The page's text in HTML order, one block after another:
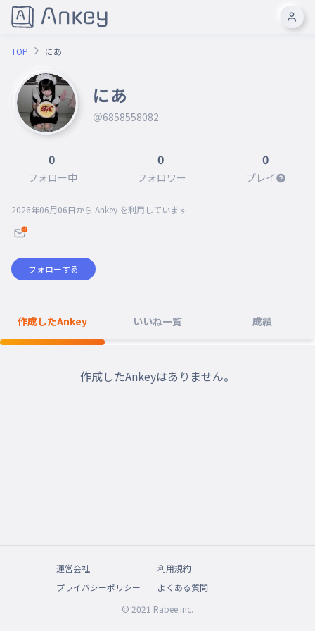
TOP にあ
にあ
＠6858558082
0
フォロー中
0
フォロワー
0
プレイ
2026年06月06日から Ankey を利用しています
フォローする
作成したAnkey いいね一覧 成績
作成したAnkeyはありません。
運営会社
利用規約
プライバシーポリシー
よくある質問
© 2021 Rabee inc.